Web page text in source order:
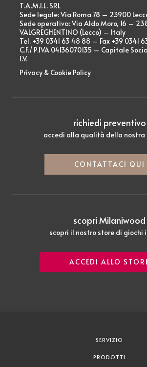
T.A.M.I.L. SRL
Sede legale: Via Roma 78 – 23900
Sede operativa: Via Aldo Moro, 16 –
VALGREGHENTINO (Lecco) – Italy
Tel. +39 0341 63 48 88 – Fax +39 0341
C.F./ P.IVA 04136070135 – Capitale
I.V.
Privacy & Cookie Policy
richiedi preventivo
accedi alla qualità della
CONTATTACI QUI
scopri Milaniwood
scopri il nostro store di giochi
ACCEDI ALLO
SERVIZIO
PRODOTTI